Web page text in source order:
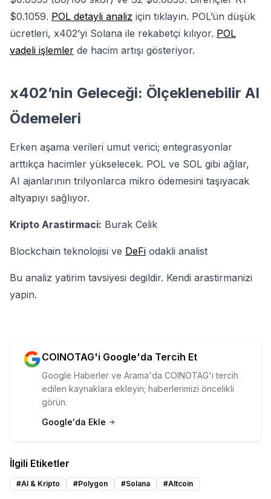
$0.1059. POL detayli analiz için tıklayın. POL’ün düşük
ücretleri, x402’yi Solana ile rekabetçi kılıyor. POL
vadeli işlemler de hacim artışı gösteriyor.
x402’nin Geleceği: Ölçeklenebilir AI
Ödemeleri
Erken aşama verileri umut verici; entegrasyonlar
arttıkça hacimler yükselecek. POL ve SOL gibi ağlar,
AI ajanlarının trilyonlarca mikro ödemesini taşıyacak
altyapıyı sağlıyor.
Kripto Arastirmaci: Burak Celik
Blockchain teknolojisi ve DeFi odakli analist
Bu analiz yatirim tavsiyesi degildir. Kendi arastirmanizi
yapin.
COINOTAG'i Google'da Tercih Et
Google Haberler ve Arama'da COINOTAG'i tercih
edilen kaynaklara ekleyin; haberlerimizi öncelikli
görün.
Google'da Ekle
İlgili Etiketler
#AI & Kripto #Polygon #Solana #Altcoin